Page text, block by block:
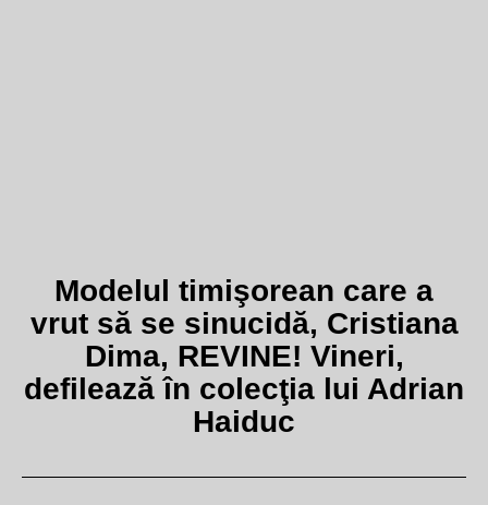
Modelul timişorean care a
vrut să se sinucidă, Cristiana
Dima, REVINE! Vineri,
defilează în colecţia lui Adrian
Haiduc